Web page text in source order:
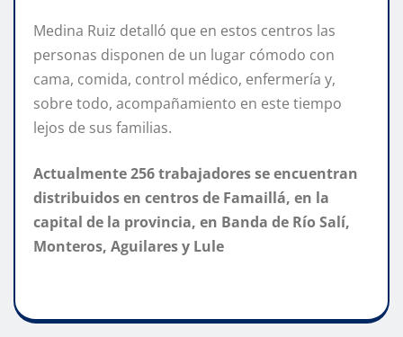
Medina Ruiz detalló que en estos centros las
personas disponen de un lugar cómodo con
cama, comida, control médico, enfermería y,
sobre todo, acompañamiento en este tiempo
lejos de sus familias.
Actualmente 256 trabajadores se encuentran
distribuidos en centros de Famaillá, en la
capital de la provincia, en Banda de Río Salí,
Monteros, Aguilares y Lule